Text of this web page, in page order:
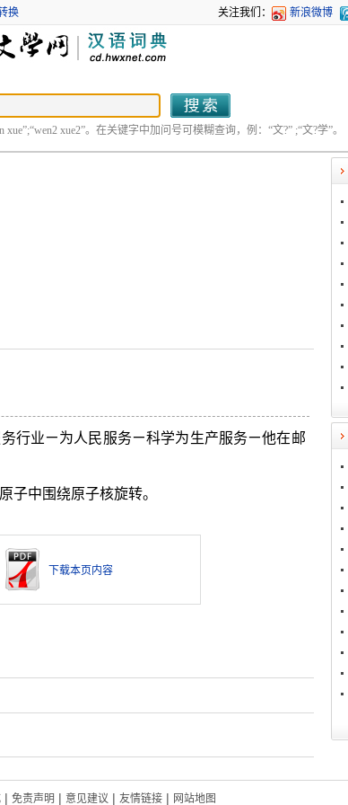
换 关注我们： 新浪微博
xue2”。在关键字中加问号可模糊查询，例：“文?” ;“文?学”。
行业ㄧ为人民服务ㄧ科学为生产服务ㄧ他在邮
子中围绕原子核旋转。
下载本页内容
| 免责声明 | 意见建议 | 友情链接 | 网站地图